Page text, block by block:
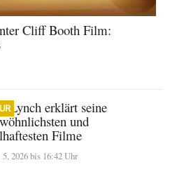
Cliff Booth Film:
Lynch erklärt seine
und
Filme
2026 bis 16:42 Uhr